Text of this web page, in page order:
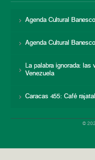
Agenda Cultural
Agenda Cultural
La palabra ignorada: las
Venezuela
Caracas 455: Café
©